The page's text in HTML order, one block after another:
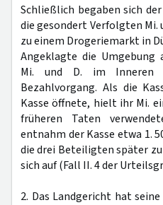
Schließlich begaben sich
die gesondert Verfolgten Mi.
zu einem Drogeriemarkt in
Angeklagte die Umgebung
Mi. und D. im Inneren
Bezahlvorgang. Als die
Kasse öffnete, hielt ihr Mi.
früheren Taten
entnahm der Kasse etwa 1.
die drei Beteiligten später
sich auf (Fall II. 4 der
2. Das Landgericht hat